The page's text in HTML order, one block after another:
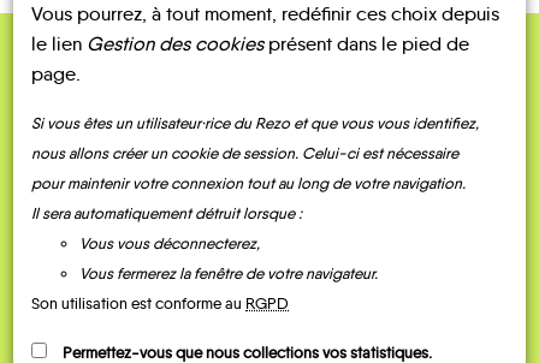
QUELQUES
Témoignages
Vous pourrez, à tout moment, redéfinir ces choix depuis
le lien Gestion des cookiesprésent dans le pied de
page.
Si vous êtes un utilisateur·rice du Rezo et que vous vous identifiez,
nous allons créer un cookie de session. Celui-ci est nécessaire
pour maintenir votre connexion tout au long de votre navigation.
Il sera automatiquement détruit lorsque :
Vous vous déconnecterez,
Vous fermerez la fenêtre de votre navigateur.
Son utilisation est conforme au RGPD
Permettez-vous que nous collections vos statistiques.